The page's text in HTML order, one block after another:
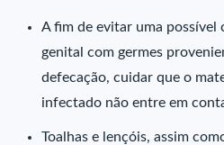
A fim de evitar uma
genital com germes
defecação, cuidar que o
infectado não entre em
Toalhas e lençóis, assim